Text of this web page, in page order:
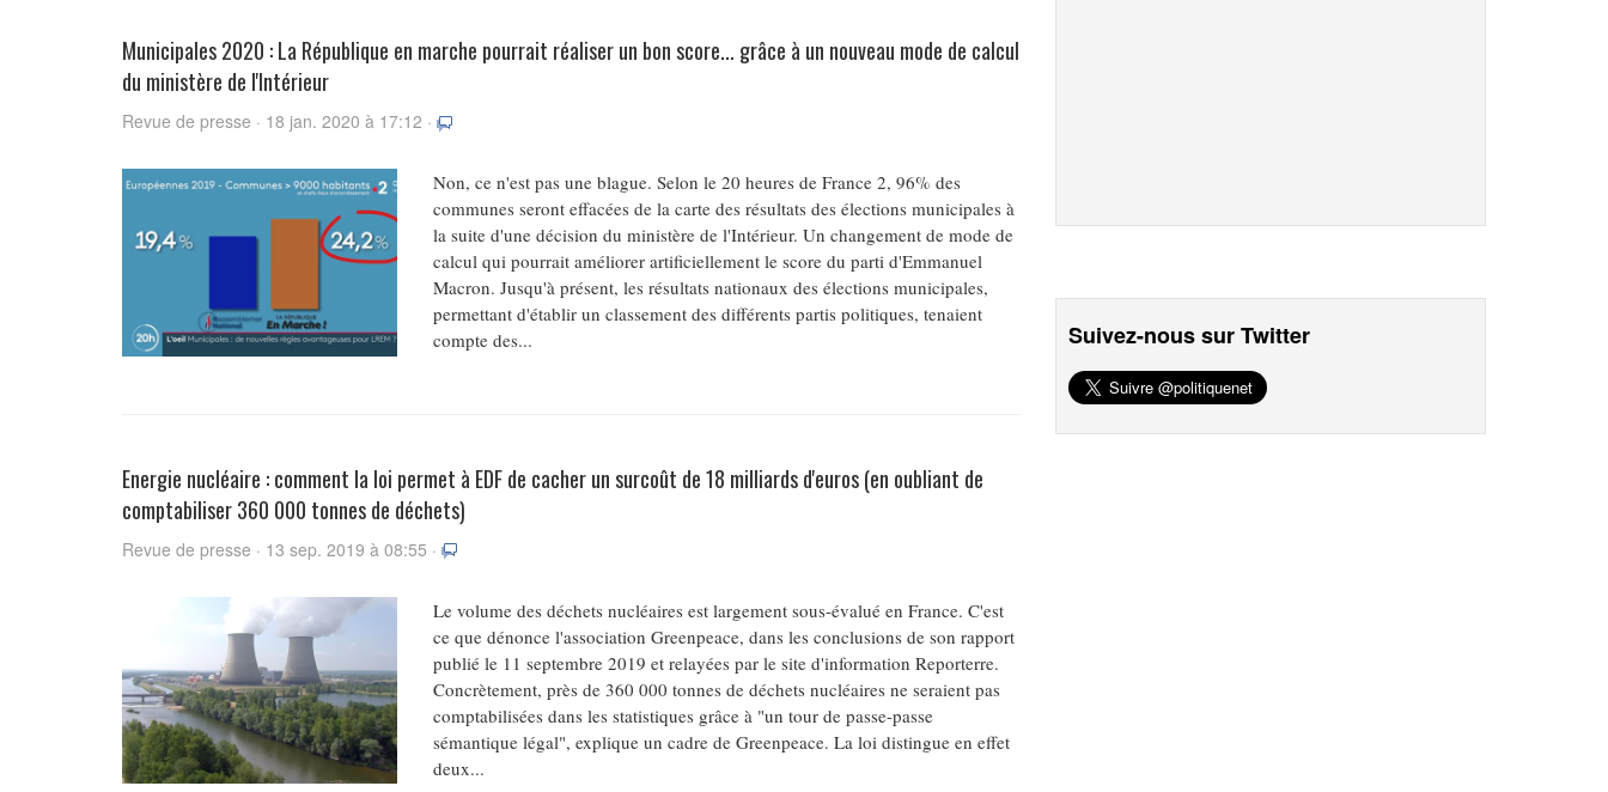
Municipales 2020 : La République en marche pourrait réaliser un bon score... grâce à un nouveau mode de calcul
du ministère de l'Intérieur
Revue de presse · 18 jan. 2020 à 17:12 ·
Non, ce n'est pas une blague. Selon le 20 heures de France 2, 96% des
communes seront effacées de la carte des résultats des élections municipales à
la suite d'une décision du ministère de l'Intérieur. Un changement de mode de
calcul qui pourrait améliorer artificiellement le score du parti d'Emmanuel
Macron. Jusqu'à présent, les résultats nationaux des élections municipales,
permettant d'établir un classement des différents partis politiques, tenaient
compte des...
Energie nucléaire : comment la loi permet à EDF de cacher un surcoût de 18 milliards d'euros (en oubliant de
comptabiliser 360 000 tonnes de déchets)
Revue de presse · 13 sep. 2019 à 08:55 ·
Le volume des déchets nucléaires est largement sous-évalué en France. C'est
ce que dénonce l'association Greenpeace, dans les conclusions de son rapport
publié le 11 septembre 2019 et relayées par le site d'information Reporterre.
Concrètement, près de 360 000 tonnes de déchets nucléaires ne seraient pas
comptabilisées dans les statistiques grâce à "un tour de passe-passe
sémantique légal", explique un cadre de Greenpeace. La loi distingue en effet
deux...
Suivez-nous sur Twitter